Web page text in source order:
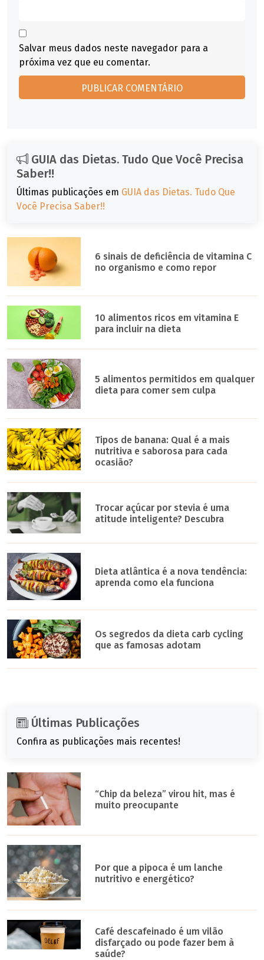
Salvar meus dados neste navegador para a
próxima vez que eu comentar.
GUIA das Dietas. Tudo Que Você Precisa
Saber!!
Últimas publicações em GUIA das Dietas. Tudo Que
Você Precisa Saber!!
6 sinais de deficiência de vitamina C
no organismo e como repor
10 alimentos ricos em vitamina E
para incluir na dieta
5 alimentos permitidos em qualquer
dieta para comer sem culpa
Tipos de banana: Qual é a mais
nutritiva e saborosa para cada
ocasião?
Trocar açúcar por stevia é uma
atitude inteligente? Descubra
Dieta atlântica é a nova tendência:
aprenda como ela funciona
Os segredos da dieta carb cycling
que as famosas adotam
Últimas Publicações
Confira as publicações mais recentes!
“Chip da beleza” virou hit, mas é
muito preocupante
Por que a pipoca é um lanche
nutritivo e energético?
Café descafeinado é um vilão
disfarçado ou pode fazer bem à
saúde?